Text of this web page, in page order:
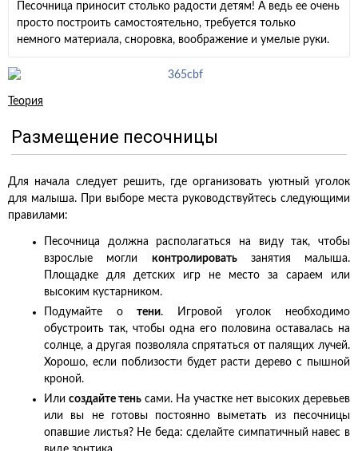
Песочница приносит столько радости детям! А ведь ее очень
просто построить самостоятельно, требуется только
немного материала, сноровка, воображение и умелые руки.
Теория
Размещение песочницы
Для начала следует решить, где организовать уютный уголок
для малыша. При выборе места руководствуйтесь следующими
правилами:
Песочница должна располагаться на виду так, чтобы
взрослые могли контролироватьзанятия малыша.
Площадке для детских игр не место за сараем или
высоким кустарником.
Подумайте отени. Игровой уголок необходимо
обустроить так, чтобы одна его половина оставалась на
солнце, а другая позволяла спрятаться от палящих лучей.
Хорошо, если поблизости будет расти дерево с пышной
кроной.
Или создайте тень сами. На участке нет высоких деревьев
или вы не готовы постоянно выметать из песочницы
опавшие листья? Не беда: сделайте симпатичный навес в